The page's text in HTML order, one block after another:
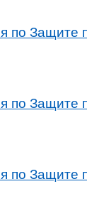
по Защите
по Защите
по Защите